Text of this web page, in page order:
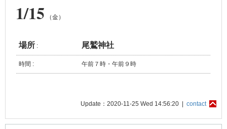
1/15 （金）
場所 : 尾鷲神社
時間 : 午前７時・午前９時
Update：2020-11-25 Wed 14:56:20 | contact